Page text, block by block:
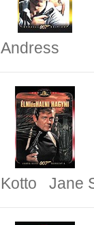
Andress
Kotto Jane